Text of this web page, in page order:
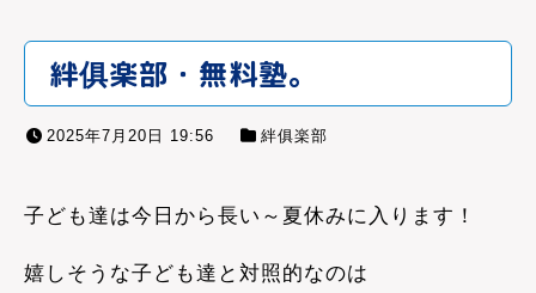
絆俱楽部・無料塾。
2025年7月20日 19:56 絆俱楽部
子ども達は今日から長い～夏休みに入ります！
嬉しそうな子ども達と対照的なのは